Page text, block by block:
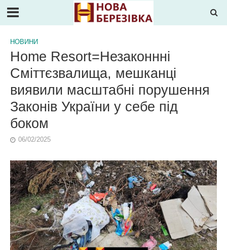
НОВИНИ
Home Resort=Незаконнні
Сміттєзвалища, мешканці
виявили масштабні порушення
Законів України у себе під
боком
06/02/2025